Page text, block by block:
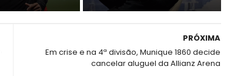
PRÓXIMA
Em crise e na 4ª divisão, Munique 1860 decide
cancelar aluguel da Allianz Arena